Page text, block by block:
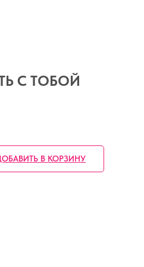
С ТОБОЙ
В КОРЗИНУ